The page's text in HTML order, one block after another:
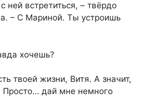
ней встретиться, – твёрдо
– С Мариной. Ты устроишь
хочешь?
твоей жизни, Витя. А значит,
дай мне немного